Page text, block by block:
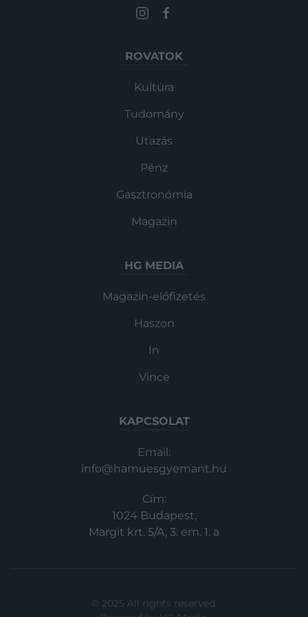
ROVATOK
Kultúra
Tudomány
Utazás
Pénz
Gasztronómia
Magazin
HG MEDIA
Magazin-előfizetés
Haszon
In
Vince
KAPCSOLAT
Email:
info@hamuesgyemant.hu
Cím:
1024 Budapest,
Margit krt. 5/A, 3. em. 1. a
© 2025 All rights reserved.